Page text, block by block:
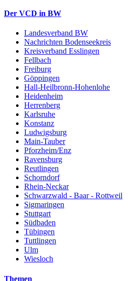
Der VCD in BW
Landesverband BW
Nachrichten Bodenseekreis
Kreisverband Esslingen
Fellbach
Freiburg
Göppingen
Hall-Heilbronn-Hohenlohe
Heidenheim
Herrenberg
Karlsruhe
Konstanz
Ludwigsburg
Main-Tauber
Pforzheim/Enz
Ravensburg
Reutlingen
Schorndorf
Rhein-Neckar
Schwarzwald - Baar - Rottweil
Sigmaringen
Stuttgart
Südbaden
Tübingen
Tuttlingen
Ulm
Wiesloch
Themen